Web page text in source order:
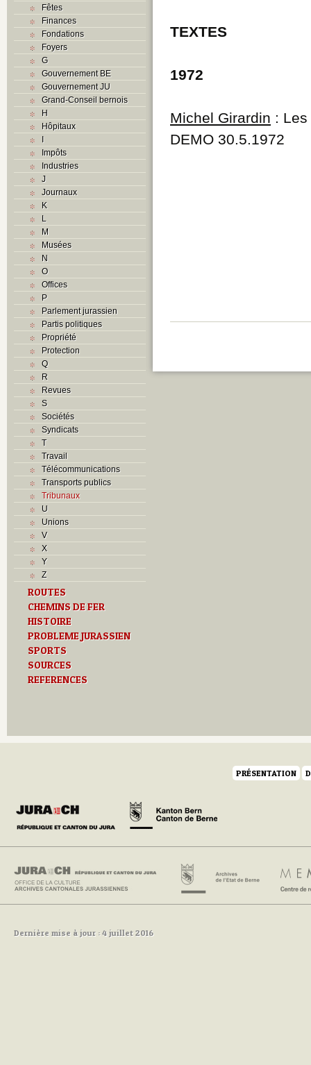
Fêtes
Finances
Fondations
Foyers
G
Gouvernement BE
Gouvernement JU
Grand-Conseil bernois
H
Hôpitaux
I
Impôts
Industries
J
Journaux
K
L
M
Musées
N
O
Offices
P
Parlement jurassien
Partis politiques
Propriété
Protection
Q
R
Revues
S
Sociétés
Syndicats
T
Travail
Télécommunications
Transports publics
Tribunaux
U
Unions
V
X
Y
Z
ROUTES
CHEMINS DE FER
HISTOIRE
PROBLEME JURASSIEN
SPORTS
SOURCES
REFERENCES
TEXTES
1972
Michel Girardin :
DEMO 30.5.1972
PRÉSENTATION
Dernière mise à jour : 4 juillet 2016